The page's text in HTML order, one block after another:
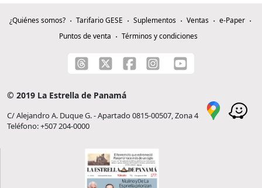
¿Quiénes somos? Tarifario GESE Suplementos Ventas
e-Paper
Puntos de venta
Términos y condiciones
© 2019 La Estrella de Panamá
C/ Alejandro A. Duque G. - Apartado 0815-00507, Zona 4
Teléfono: +507 204-0000